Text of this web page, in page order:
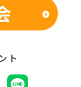
した個人情
な管理に努
理のために
ト